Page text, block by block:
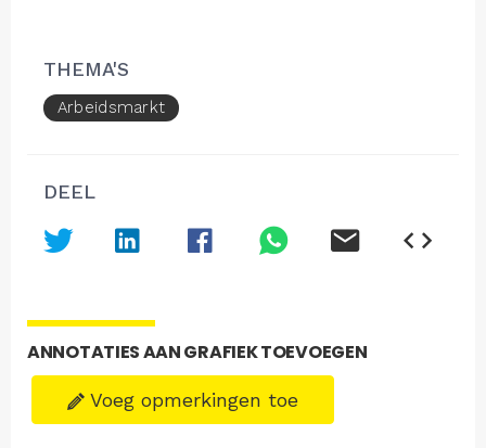
THEMA'S
Arbeidsmarkt
DEEL
ANNOTATIES AAN GRAFIEK TOEVOEGEN
Voeg opmerkingen toe